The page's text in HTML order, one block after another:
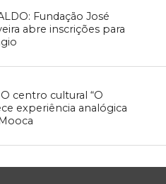
Fundação José
abre inscrições para
centro cultural “O
experiência analógica